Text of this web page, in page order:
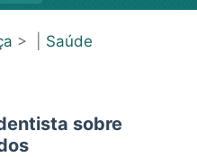
> | Saúde
sobre